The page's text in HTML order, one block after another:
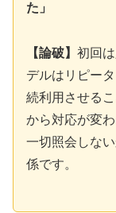
た」
【論破】 初回
デルはリピー
続利用させる
から対応が変
一切照会しな
係です。